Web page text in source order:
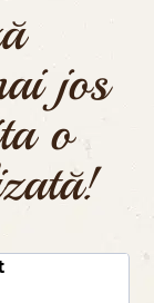
jos
o